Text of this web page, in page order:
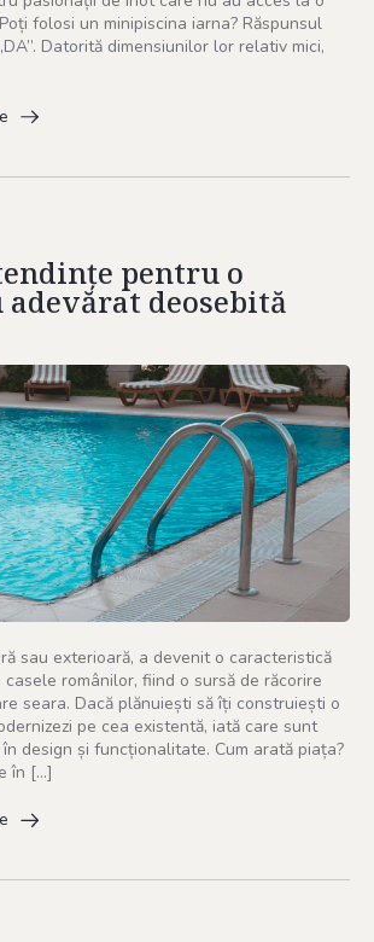
folosi un minipiscina iarna? Răspunsul
Datorită dimensiunilor lor relativ mici,
sau exterioară, a devenit o caracteristică
românilor, fiind o sursă de răcorire
seara. Dacă plănuiești să îți construiești o
pe cea existentă, iată care sunt
design și funcționalitate. Cum arată piața?
în […]
pentru o
adevărat deosebită